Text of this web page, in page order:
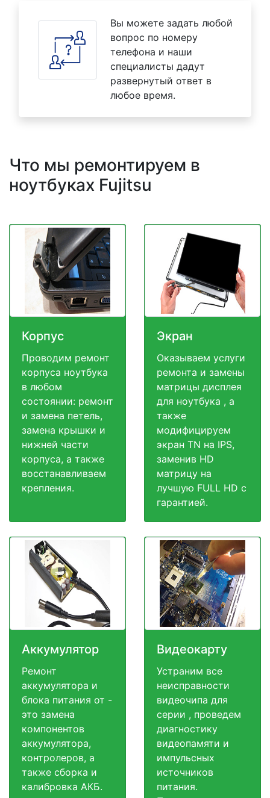
Вы можете задать любой
вопрос по номеру
телефона и наши
специалисты дадут
развернутый ответ в
любое время.
Что мы ремонтируем в
ноутбуках Fujitsu
Корпус
Проводим ремонт
корпуса ноутбука
в любом
состоянии: ремонт
и замена петель,
замена крышки и
нижней части
корпуса, а также
восстанавливаем
крепления.
Экран
Оказываем услуги
ремонта и замены
матрицы дисплея
для ноутбука , а
также
модифицируем
экран TN на IPS,
заменив HD
матрицу на
лучшую FULL HD c
гарантией.
Аккумулятор
Ремонт
аккумулятора и
блока питания от -
это замена
компонентов
аккумулятора,
контролеров, а
также сборка и
калибровка АКБ.
Видеокарту
Устраним все
неисправности
видеочипа для
серии , проведем
диагностику
видеопамяти и
импульсных
источников
питания.